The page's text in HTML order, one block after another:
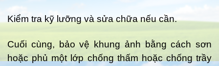
Kiểm tra kỹ lưỡng và sửa chữa nếu cần.
Cuối cùng, bảo vệ khung ảnh bằng cách sơn
hoặc phủ một lớp chống thấm hoặc chống trầy